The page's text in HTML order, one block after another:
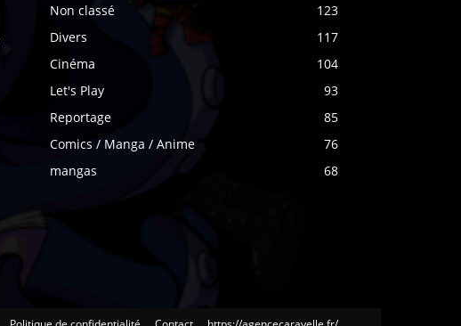
Non classé
123
Divers
117
Cinéma
104
Let's Play
93
Reportage
85
Comics / Manga / Anime
76
mangas
68